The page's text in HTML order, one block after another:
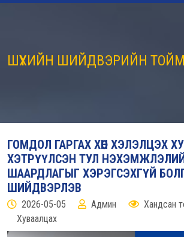
ШҮҮХИЙН ШИЙДВЭРИЙН ТОЙМ
ГОМДОЛ ГАРГАХ ХӨӨН ХЭЛЭЛЦЭХ
ХЭТРҮҮЛСЭН ТУЛ
ШААРДЛАГЫГ ХЭРЭГСЭХГҮЙ
ШИЙДВЭРЛЭВ
2026-05-05 Админ
Хандсан
Хуваалцах